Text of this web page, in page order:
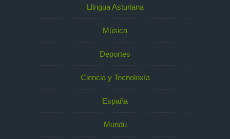
Llingua Asturiana
Música
Deportes
Ciencia y Tecnoloxía
España
Mundu